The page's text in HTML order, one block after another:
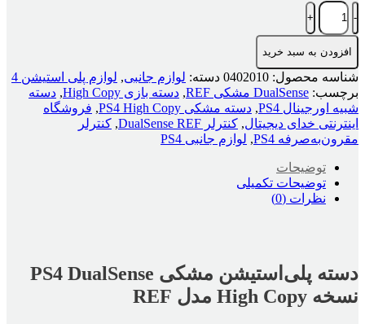
دسته
پلی‌استیشن
مشکی
Ps4
DualSense
نسخه
High
Copy
مدل
REF
افزودن به سبد خرید
شناسه محصول: 0402010 دسته: لوازم جانبی, لوازم پلی استیشن 4
برچسب: DualSense مشکی REF , دسته بازی High Copy , دسته
شبیه اورجینال PS4
, دسته مشکی PS4 High Copy , فروشگاه
اینترنتی خدای دیجیتال, کنترلر DualSense REF , کنترلر
مقرون‌به‌صرفه PS4
, لوازم جانبی PS4
توضیحات
توضیحات تکمیلی
نظرات (0)
دسته پلی‌استیشن مشکی PS4 DualSense
نسخه High Copy مدل REF